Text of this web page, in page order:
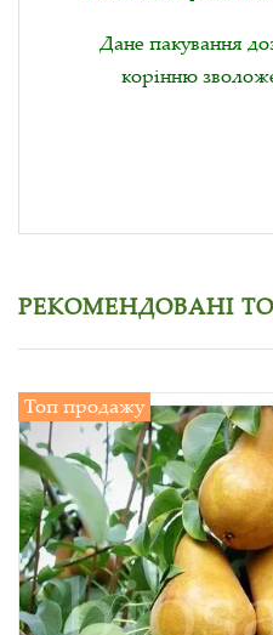
Дане пакування
корінню
РЕКОМЕНДОВАНІ
Топ продажу